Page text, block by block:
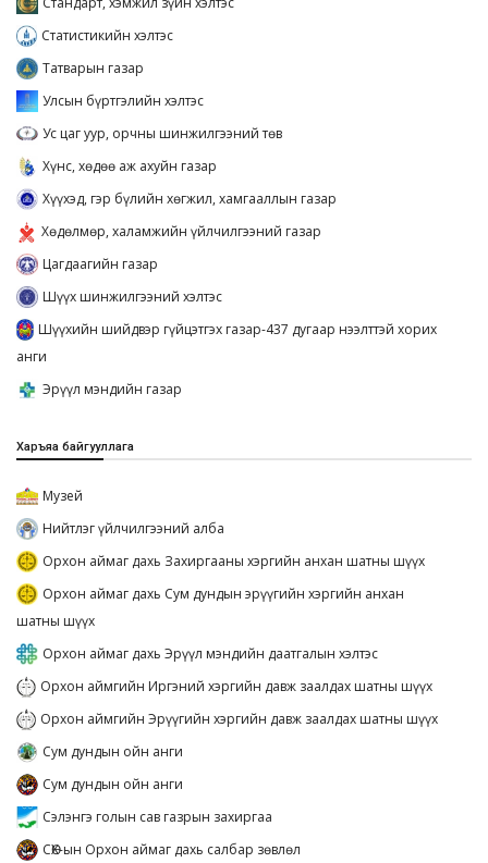
Статистикийн хэлтэс
Татварын газар
Улсын бүртгэлийн хэлтэс
Ус цаг уур, орчны шинжилгээний төв
Хүнс, хөдөө аж ахуйн газар
Хүүхэд, гэр бүлийн хөгжил, хамгааллын газар
Хөдөлмөр, халамжийн үйлчилгээний газар
Цагдаагийн газар
Шүүх шинжилгээний хэлтэс
Шүүхийн шийдвэр гүйцэтгэх газар-437 дугаар нээлттэй хорих
анги
Эрүүл мэндийн газар
Харъяа байгууллага
Музей
Нийтлэг үйлчилгээний алба
Орхон аймаг дахь Захиргааны хэргийн анхан шатны шүүх
Орхон аймаг дахь Сум дундын эрүүгийн хэргийн анхан
шатны шүүх
Орхон аймаг дахь Эрүүл мэндийн даатгалын хэлтэс
Орхон аймгийн Иргэний хэргийн давж заалдах шатны шүүх
Орхон аймгийн Эрүүгийн хэргийн давж заалдах шатны шүүх
Сум дундын ойн анги
Сум дундын ойн анги
Сэлэнгэ голын сав газрын захиргаа
СӨХ-ын Орхон аймаг дахь салбар зөвлөл